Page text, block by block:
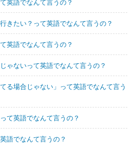
英語でなんて言うの？
きたい？って英語でなんて言うの？
英語でなんて言うの？
ゃないって英語でなんて言うの？
る場合じゃない」って英語でなんて言う
て英語でなんて言うの？
語でなんて言うの？